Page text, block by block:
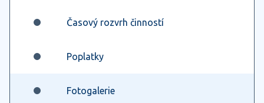
Časový rozvrh činností
Poplatky
Fotogalerie